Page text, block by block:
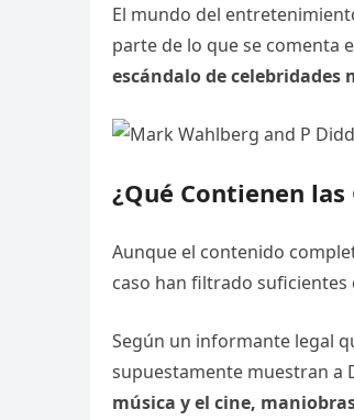
El mundo del
parte de lo que se comenta
escándalo de celebridades
¿Qué Contienen las
Aunque el contenido
caso han filtrado
Según un informante legal
supuestamente muestran a
música y el cine,